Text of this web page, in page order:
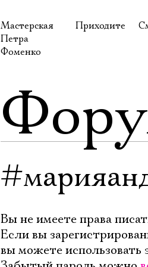
Мастерская
Петра
Фоменко
Приходите
Доступ для
Правила
Вы не имеете права
Если вы
вы можете